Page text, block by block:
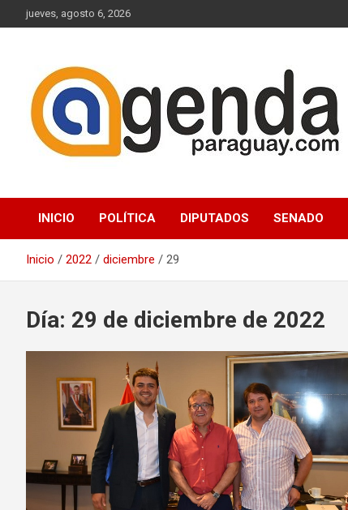
Saltar
al
jueves, agosto 6, 2026
Agenda Paraguay
INICIO POLÍTICA DIPUTADOS SENADO
Inicio 2022 diciembre 29
Día: 29 de diciembre de 2022